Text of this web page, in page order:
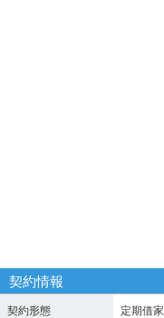
契約情報
契約形態 定期借家